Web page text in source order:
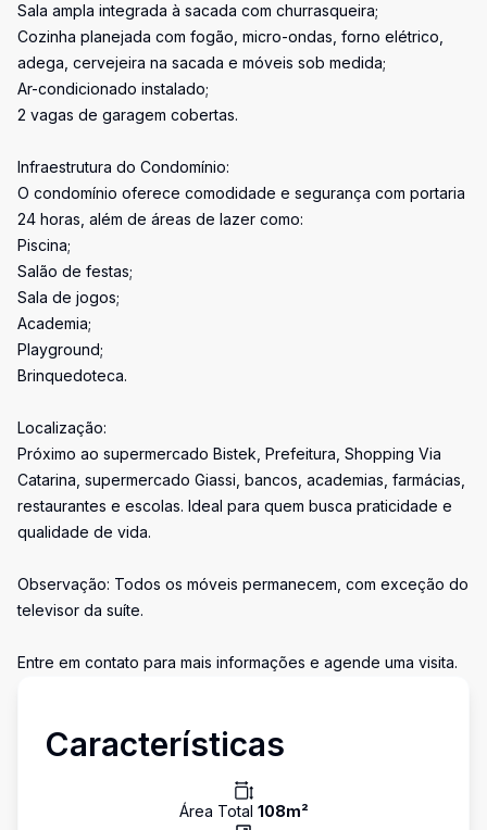
Sala ampla integrada à sacada com churrasqueira;
Cozinha planejada com fogão, micro-ondas, forno elétrico,
adega, cervejeira na sacada e móveis sob medida;
Ar-condicionado instalado;
2 vagas de garagem cobertas.
Infraestrutura do Condomínio:
O condomínio oferece comodidade e segurança com portaria
24 horas, além de áreas de lazer como:
Piscina;
Salão de festas;
Sala de jogos;
Academia;
Playground;
Brinquedoteca.
Localização:
Próximo ao supermercado Bistek, Prefeitura, Shopping Via
Catarina, supermercado Giassi, bancos, academias, farmácias,
restaurantes e escolas. Ideal para quem busca praticidade e
qualidade de vida.
Observação: Todos os móveis permanecem, com exceção do
televisor da suíte.
Entre em contato para mais informações e agende uma visita.
Características
Área Total 108m²